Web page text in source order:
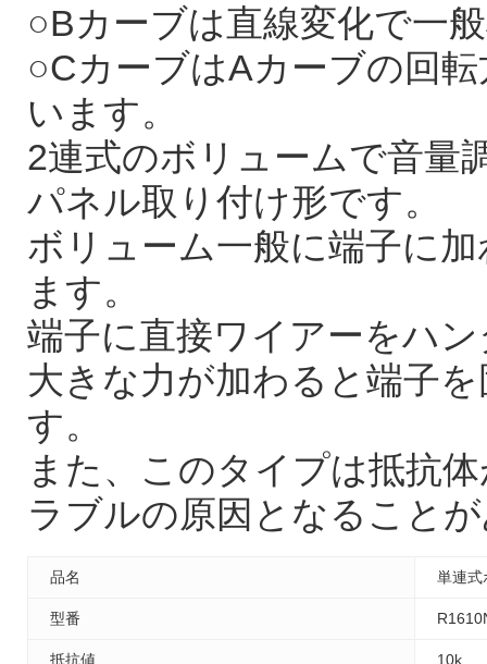
○Bカーブは直線変化で一
○CカーブはAカーブの回
います。
2連式のボリュームで音量
パネル取り付け形です。
ボリューム一般に端子に
ます。
端子に直接ワイアーをハ
大きな力が加わると端子
す。
また、このタイプは抵抗
ラブルの原因となること
品名 単連式
型番
抵抗値 10k